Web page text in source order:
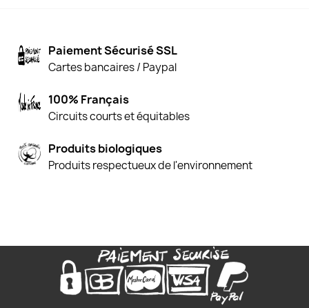
Paiement Sécurisé SSL
Cartes bancaires / Paypal
100% Français
Circuits courts et équitables
Produits biologiques
Produits respectueux de l'environnement